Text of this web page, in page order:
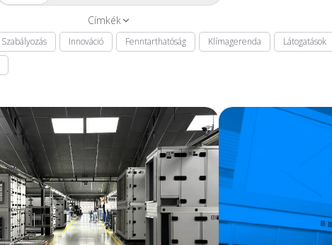
Címkék
Szabályozás Innováció Fenntarthatóság Klímagerenda Látogatások